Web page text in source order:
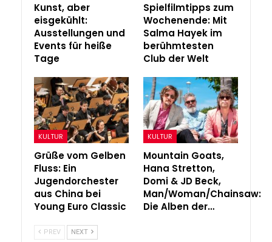
Kunst, aber
eisgekühlt:
Ausstellungen und
Events für heiße
Tage
Spielfilmtipps zum
Wochenende: Mit
Salma Hayek im
berühmtesten
Club der Welt
KULTUR
Grüße vom Gelben
Fluss: Ein
Jugendorchester
aus China bei
Young Euro Classic
KULTUR
Mountain Goats,
Hana Stretton,
Domi & JD Beck,
Man/Woman/Chainsaw:
Die Alben der…
PREV NEXT